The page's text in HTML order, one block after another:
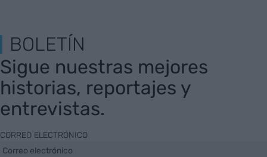
BOLETÍN
Sigue nuestras mejores
historias, reportajes y
entrevistas.
CORREO ELECTRÓNICO